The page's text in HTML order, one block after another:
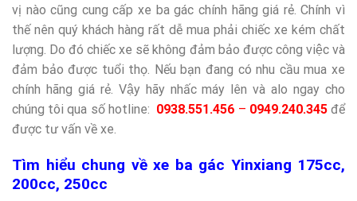
vị nào cũng cung cấp xe ba gác chính hãng giá rẻ. Chính vì
thế nên quý khách hàng rất dễ mua phải chiếc xe kém chất
lượng. Do đó chiếc xe sẽ không đảm bảo được công việc và
đảm bảo được tuổi thọ. Nếu bạn đang có nhu cầu mua xe
chính hãng giá rẻ. Vậy hãy nhấc máy lên và alo ngay cho
chúng tôi qua số hotline: 0938.551.456 – 0949.240.345để
được tư vấn về xe.
Tìm hiểu chung về xe ba gác Yinxiang 175cc,
200cc, 250cc